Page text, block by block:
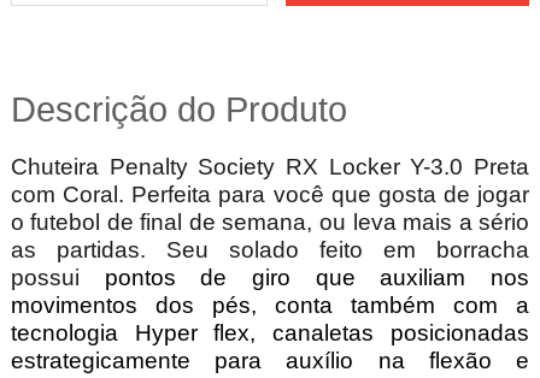
Descrição do Produto
Chuteira Penalty Society RX Locker Y-3.0 Preta
com Coral. Perfeita para você que gosta de jogar
o futebol de final de semana, ou leva mais a sério
as partidas. Seu solado feito em borracha
possui pontos de giro que auxiliam nos
movimentos dos pés, conta também com a
tecnologia Hyper flex, canaletas posicionadas
estrategicamente para auxílio na flexão e